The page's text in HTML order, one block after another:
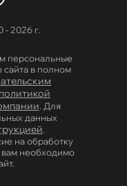
- 2026 г.
персональные
в полном
политикой
. Для
данных
.
на обработку
необходимо